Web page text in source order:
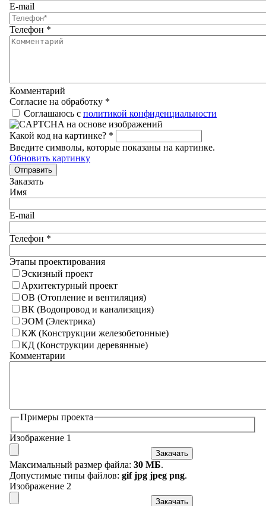
E-mail
Телефон *
Комментарий
Согласие на обработку *
Соглашаюсь с политикой конфиденциальности
Какой код на картинке? *
Введите символы, которые показаны на картинке.
Обновить картинку
Отправить
Заказать
Имя
E-mail
Телефон *
Этапы проектирования
Эскизный проект
Архитектурный проект
ОВ (Отопление и вентиляция)
ВК (Водопровод и канализация)
ЭОМ (Электрика)
КЖ (Конструкции железобетонные)
КД (Конструкции деревянные)
Комментарии
Примеры проекта
Изображение 1
Закачать
Максимальный размер файла: 30 МБ.
Допустимые типы файлов: gif jpg jpeg png.
Изображение 2
Закачать